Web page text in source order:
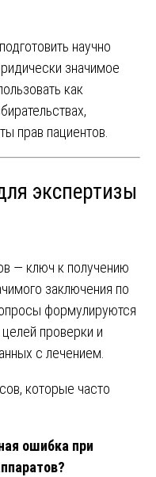
научно
значимое
как
прав пациентов.
экспертизы
— ключ к получению
заключения по
формулируются
проверки и
с лечением.
которые часто
ошибка при